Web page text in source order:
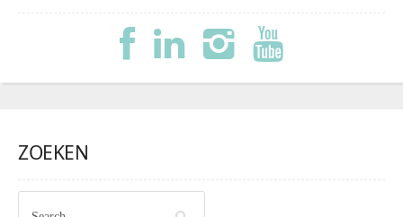
ZOEKEN